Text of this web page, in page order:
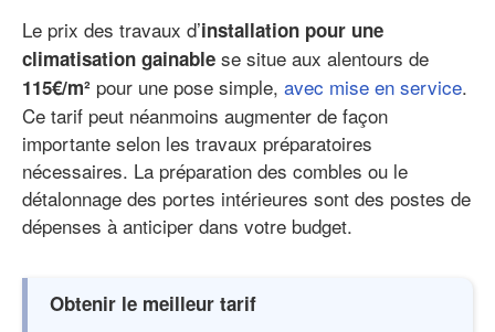
Le prix des travaux d’installation pour une
climatisation gainable se situe aux alentours de
115€/m² pour une pose simple, avec mise en service.
Ce tarif peut néanmoins augmenter de façon
importante selon les travaux préparatoires
nécessaires. La préparation des combles ou le
détalonnage des portes intérieures sont des postes de
dépenses à anticiper dans votre budget.
Obtenir le meilleur tarif